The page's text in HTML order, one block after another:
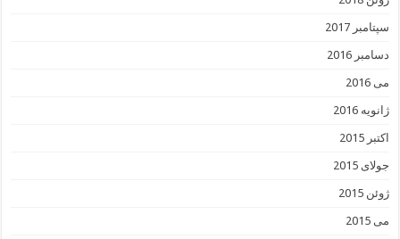
سپتامبر 2017
دسامبر 2016
می 2016
ژانویه 2016
اکتبر 2015
جولای 2015
ژوئن 2015
می 2015